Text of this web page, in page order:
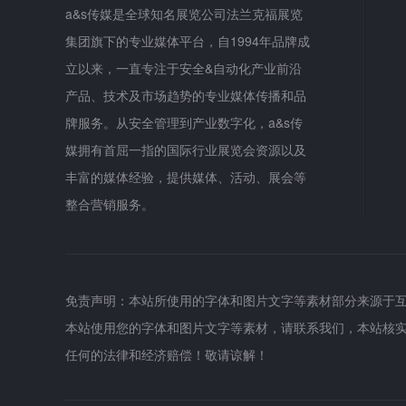
a&s传媒是全球知名展览公司法兰克福展览
集团旗下的专业媒体平台，自1994年品牌成
立以来，一直专注于安全&自动化产业前沿
产品、技术及市场趋势的专业媒体传播和品
牌服务。从安全管理到产业数字化，a&s传
媒拥有首屈一指的国际行业展览会资源以及
丰富的媒体经验，提供媒体、活动、展会等
整合营销服务。
免责声明：本站所使用的字体和图片文字等素材部分来源
本站使用您的字体和图片文字等素材，请联系我们，本站
任何的法律和经济赔偿！敬请谅解！